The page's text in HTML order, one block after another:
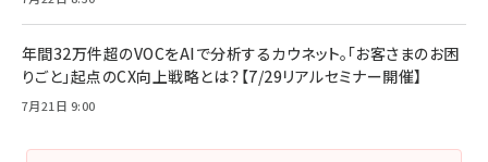
年間32万件超のVOCをAIで分析するカウネット。「お客さまのお困
りごと」起点のCX向上戦略とは？【7/29リアルセミナー開催】
7月21日 9:00